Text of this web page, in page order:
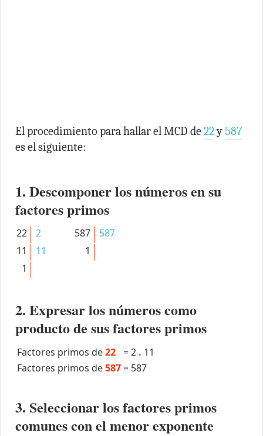
El procedimiento para hallar el MCD de22y587
es el siguiente:
1. Descomponer los números en su
factores primos
22
2
11
11
1
587
587
1
2. Expresar los números como
producto de sus factores primos
Factores primos de22 =2 . 11
Factores primos de587 = 587
3. Seleccionar los factores primos
comunes con el menor exponente